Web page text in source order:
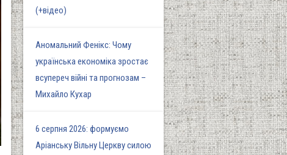
(+відео)
Аномальний Фенікс: Чому
українська економіка зростає
всупереч війні та прогнозам –
Михайло Кухар
6 серпня 2026: формуємо
Аріанську Вільну Церкву силою